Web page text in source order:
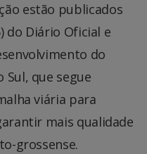
estão publicados
do Diário Oficial e
do
Sul, que segue
viária para
mais qualidade
grossense.